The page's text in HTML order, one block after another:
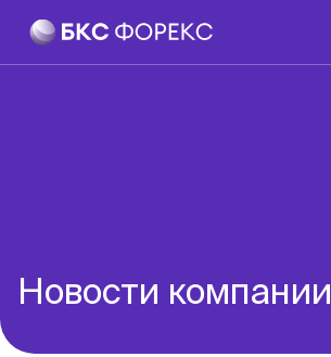
Новости компании